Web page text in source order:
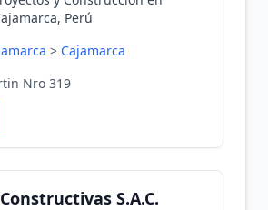
Perú
> Cajamarca
Nro 319
S.A.C.